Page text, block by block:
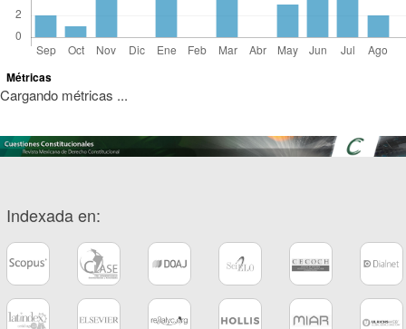
Métricas
Cargando métricas ...
Indexada en: